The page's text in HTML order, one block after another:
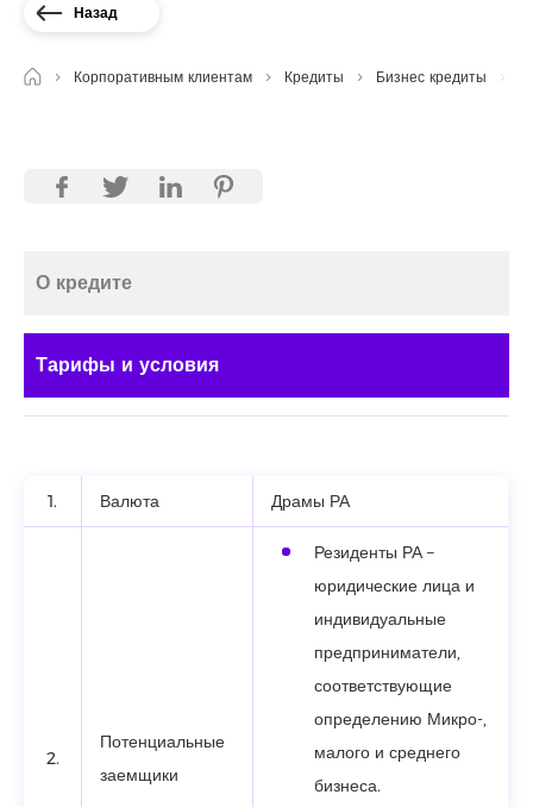
Назад
Корпоративным клиентам Кредиты Бизнес кредиты
О кредите
Тарифы и условия
1. Валюта Драмы РА
2.
Потенциальные
заемщики
Резиденты РА –
юридические лица и
индивидуальные
предприниматели,
соответствующие
определению Микро-,
малого и среднего
бизнеса.